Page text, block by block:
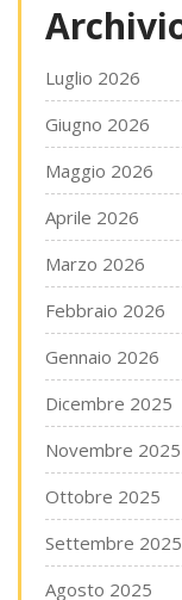
Luglio 2026
Giugno 2026
Maggio 2026
Aprile 2026
Marzo 2026
Febbraio 2026
Gennaio 2026
Dicembre 2025
Novembre 2025
Ottobre 2025
Settembre 2025
Agosto 2025